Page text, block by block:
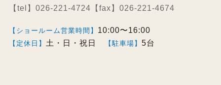
【tel】026-221-4724【fax】026-221-4674
【ショールーム営業時間】 10:00〜16:00
【定休日】 土・日・祝日 【駐車場】 5台